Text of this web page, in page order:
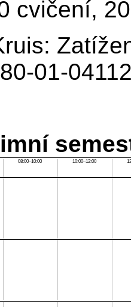
cvičení,
01-
08:00–10:00 10:00–12:00